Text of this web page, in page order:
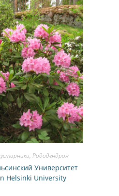
, Рододендрон
Университет
Helsinki University